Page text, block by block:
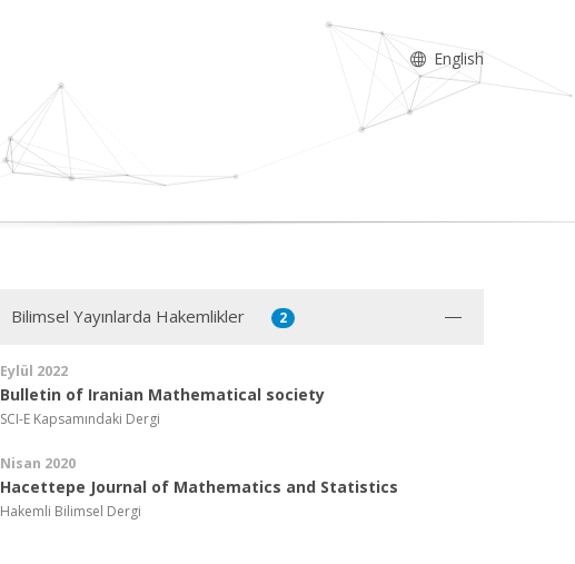
English
Bilimsel Yayınlarda Hakemlikler 2
Eylül 2022
Bulletin of Iranian Mathematical society
SCI-E Kapsamındaki Dergi
Nisan 2020
Hacettepe Journal of Mathematics and Statistics
Hakemli Bilimsel Dergi